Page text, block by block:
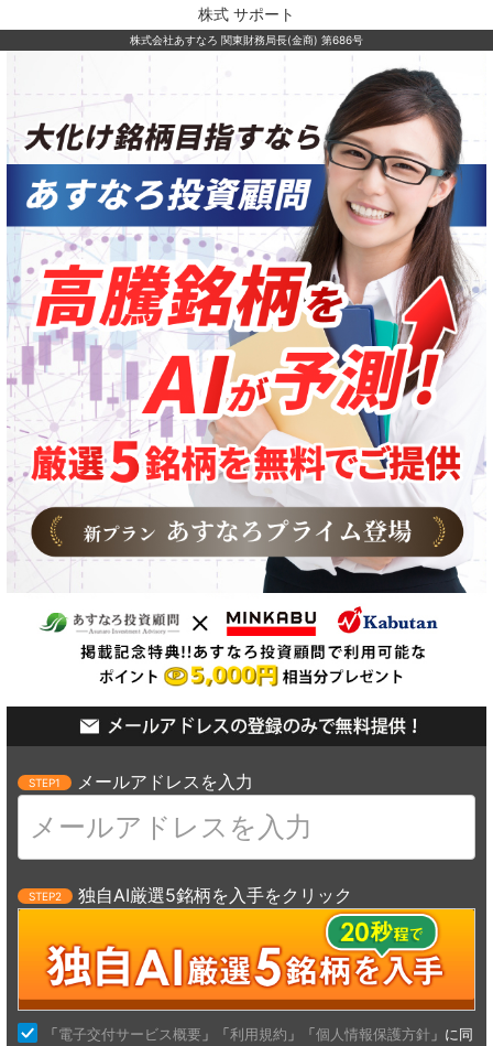
株式 サポート